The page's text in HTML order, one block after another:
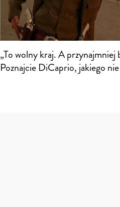
„To wolny kraj. A przynajmniej
Poznajcie DiCaprio, jakiego